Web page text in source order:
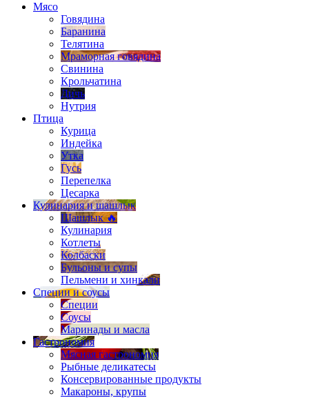
Мясо
Говядина
Баранина
Телятина
Мраморная говядина
Свинина
Крольчатина
Дичь
Нутрия
Птица
Курица
Индейка
Утка
Гусь
Перепелка
Цесарка
Кулинария и шашлык
Шашлык 🔥
Кулинария
Котлеты
Колбаски
Бульоны и супы
Пельмени и хинкали
Специи и соусы
Специи
Соусы
Маринады и масла
Гастрономия
Мясная гастрономия
Рыбные деликатесы
Консервированные продукты
Макароны, крупы